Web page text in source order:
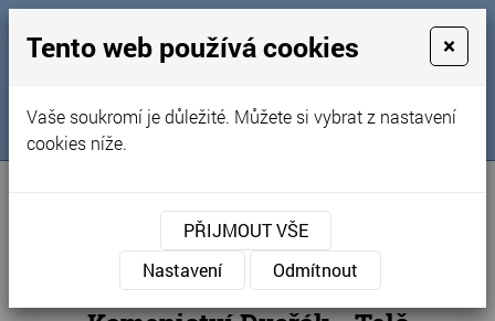
Obchodní podmínky
Kontakty
Naše kamenictví
Sledujte nás na FB
Internetový obchod
Tento web používá cookies ×
Vaše soukromí je důležité. Můžete si vybrat z nastavení
cookies níže.
PŘIJMOUT VŠE
Nastavení
Odmítnout